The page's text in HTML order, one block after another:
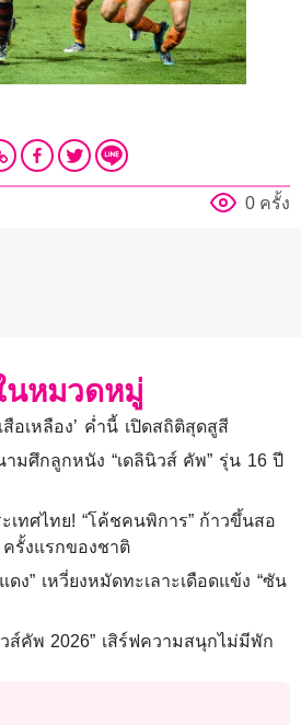
0 ครั้ง
นหมวดหมู่
สือเหลือง’ ค่ำนี้ เปิดสถิติสุดสูสี
มศึกลูกหนัง “เดลินิวส์ คัพ” รุ่น 16 ปี
เทศไทย! “โค้ชคนพิการ” ก้าวขึ้นสอ
รั้งแรกของชาติ
ง” เหวี่ยงหมัดทะเลาะเดือดแข้ง “ซัน
ส์คัพ 2026” เสิร์ฟความสนุกไม่มีพัก